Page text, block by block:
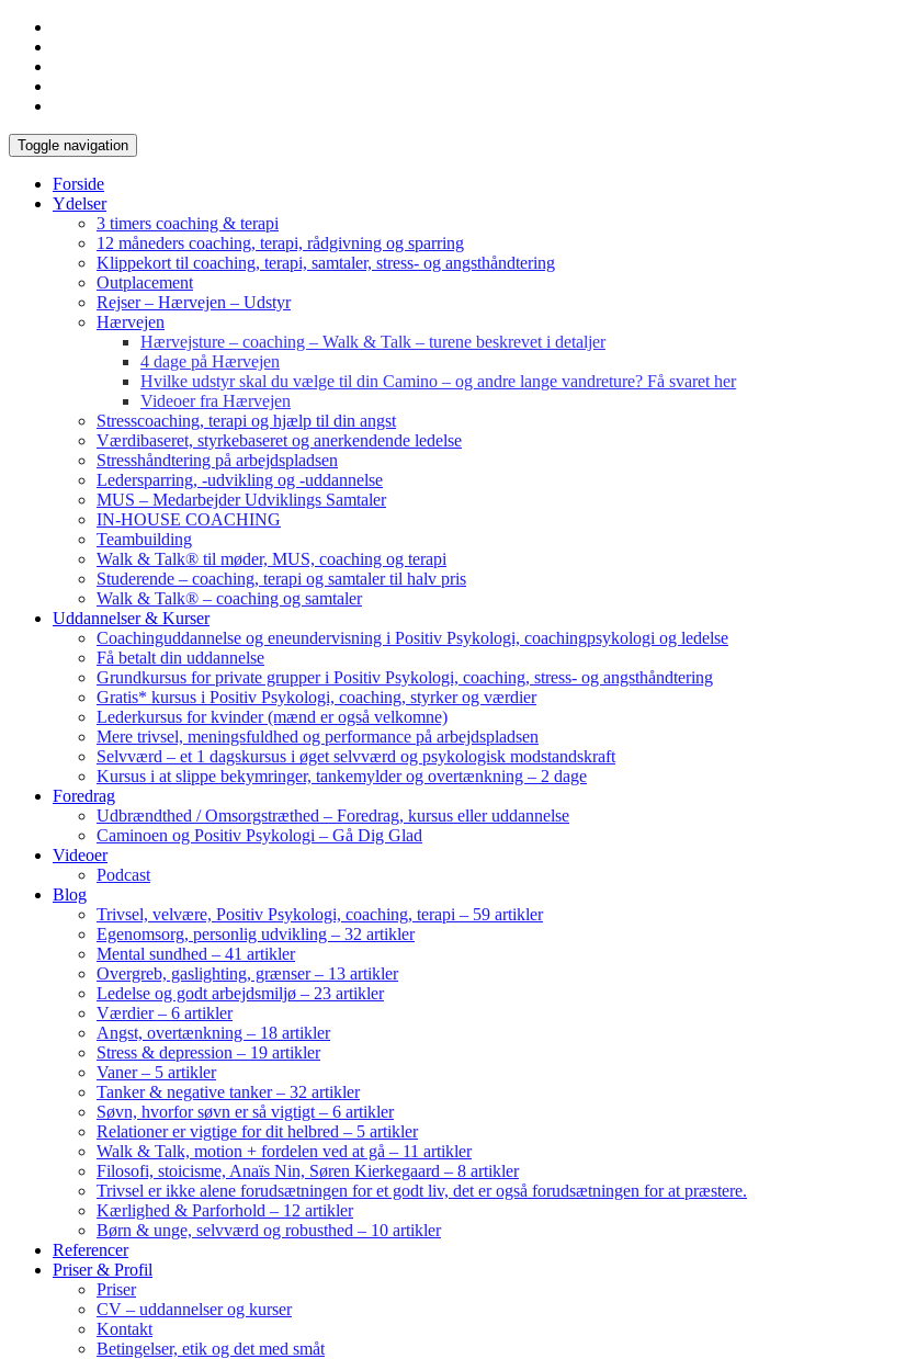
Toggle navigation
Forside
Ydelser
3 timers coaching & terapi
12 måneders coaching, terapi, rådgivning og sparring
Klippekort til coaching, terapi, samtaler, stress- og angsthåndtering
Outplacement
Rejser – Hærvejen – Udstyr
Hærvejen
Hærvejsture – coaching – Walk & Talk – turene beskrevet i detaljer
4 dage på Hærvejen
Hvilke udstyr skal du vælge til din Camino – og andre lange vandreture? Få svaret her
Videoer fra Hærvejen
Stresscoaching, terapi og hjælp til din angst
Værdibaseret, styrkebaseret og anerkendende ledelse
Stresshåndtering på arbejdspladsen
Ledersparring, -udvikling og -uddannelse
MUS – Medarbejder Udviklings Samtaler
IN-HOUSE COACHING
Teambuilding
Walk & Talk® til møder, MUS, coaching og terapi
Studerende – coaching, terapi og samtaler til halv pris
Walk & Talk® – coaching og samtaler
Uddannelser & Kurser
Coachinguddannelse og eneundervisning i Positiv Psykologi, coachingpsykologi og ledelse
Få betalt din uddannelse
Grundkursus for private grupper i Positiv Psykologi, coaching, stress- og angsthåndtering
Gratis* kursus i Positiv Psykologi, coaching, styrker og værdier
Lederkursus for kvinder (mænd er også velkomne)
Mere trivsel, meningsfuldhed og performance på arbejdspladsen
Selvværd – et 1 dagskursus i øget selvværd og psykologisk modstandskraft
Kursus i at slippe bekymringer, tankemylder og overtænkning – 2 dage
Foredrag
Udbrændthed / Omsorgstræthed – Foredrag, kursus eller uddannelse
Caminoen og Positiv Psykologi – Gå Dig Glad
Videoer
Podcast
Blog
Trivsel, velvære, Positiv Psykologi, coaching, terapi – 59 artikler
Egenomsorg, personlig udvikling – 32 artikler
Mental sundhed – 41 artikler
Overgreb, gaslighting, grænser – 13 artikler
Ledelse og godt arbejdsmiljø – 23 artikler
Værdier – 6 artikler
Angst, overtænkning – 18 artikler
Stress & depression – 19 artikler
Vaner – 5 artikler
Tanker & negative tanker – 32 artikler
Søvn, hvorfor søvn er så vigtigt – 6 artikler
Relationer er vigtige for dit helbred – 5 artikler
Walk & Talk, motion + fordelen ved at gå – 11 artikler
Filosofi, stoicisme, Anaïs Nin, Søren Kierkegaard – 8 artikler
Trivsel er ikke alene forudsætningen for et godt liv, det er også forudsætningen for at præstere.
Kærlighed & Parforhold – 12 artikler
Børn & unge, selvværd og robusthed – 10 artikler
Referencer
Priser & Profil
Priser
CV – uddannelser og kurser
Kontakt
Betingelser, etik og det med småt